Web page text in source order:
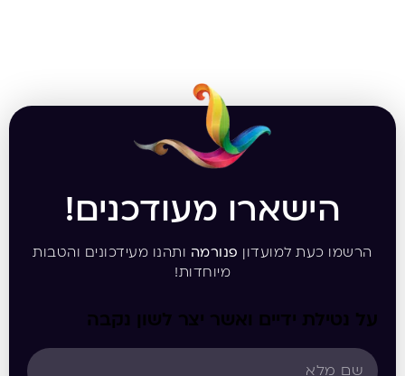
הישארו מעודכנים!
הרשמו כעת למועדון פנורמה ותהנו מעידכונים והטבות
מיוחדות!
על נטילת ידיים ואשר יצר לשון נקבה